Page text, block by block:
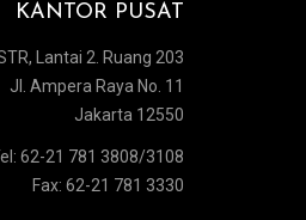
KANTOR PUSAT
Lantai 2. Ruang 203
Jl. Ampera Raya No. 11
Jakarta 12550
62-21 781 3808/3108
Fax: 62-21 781 3330